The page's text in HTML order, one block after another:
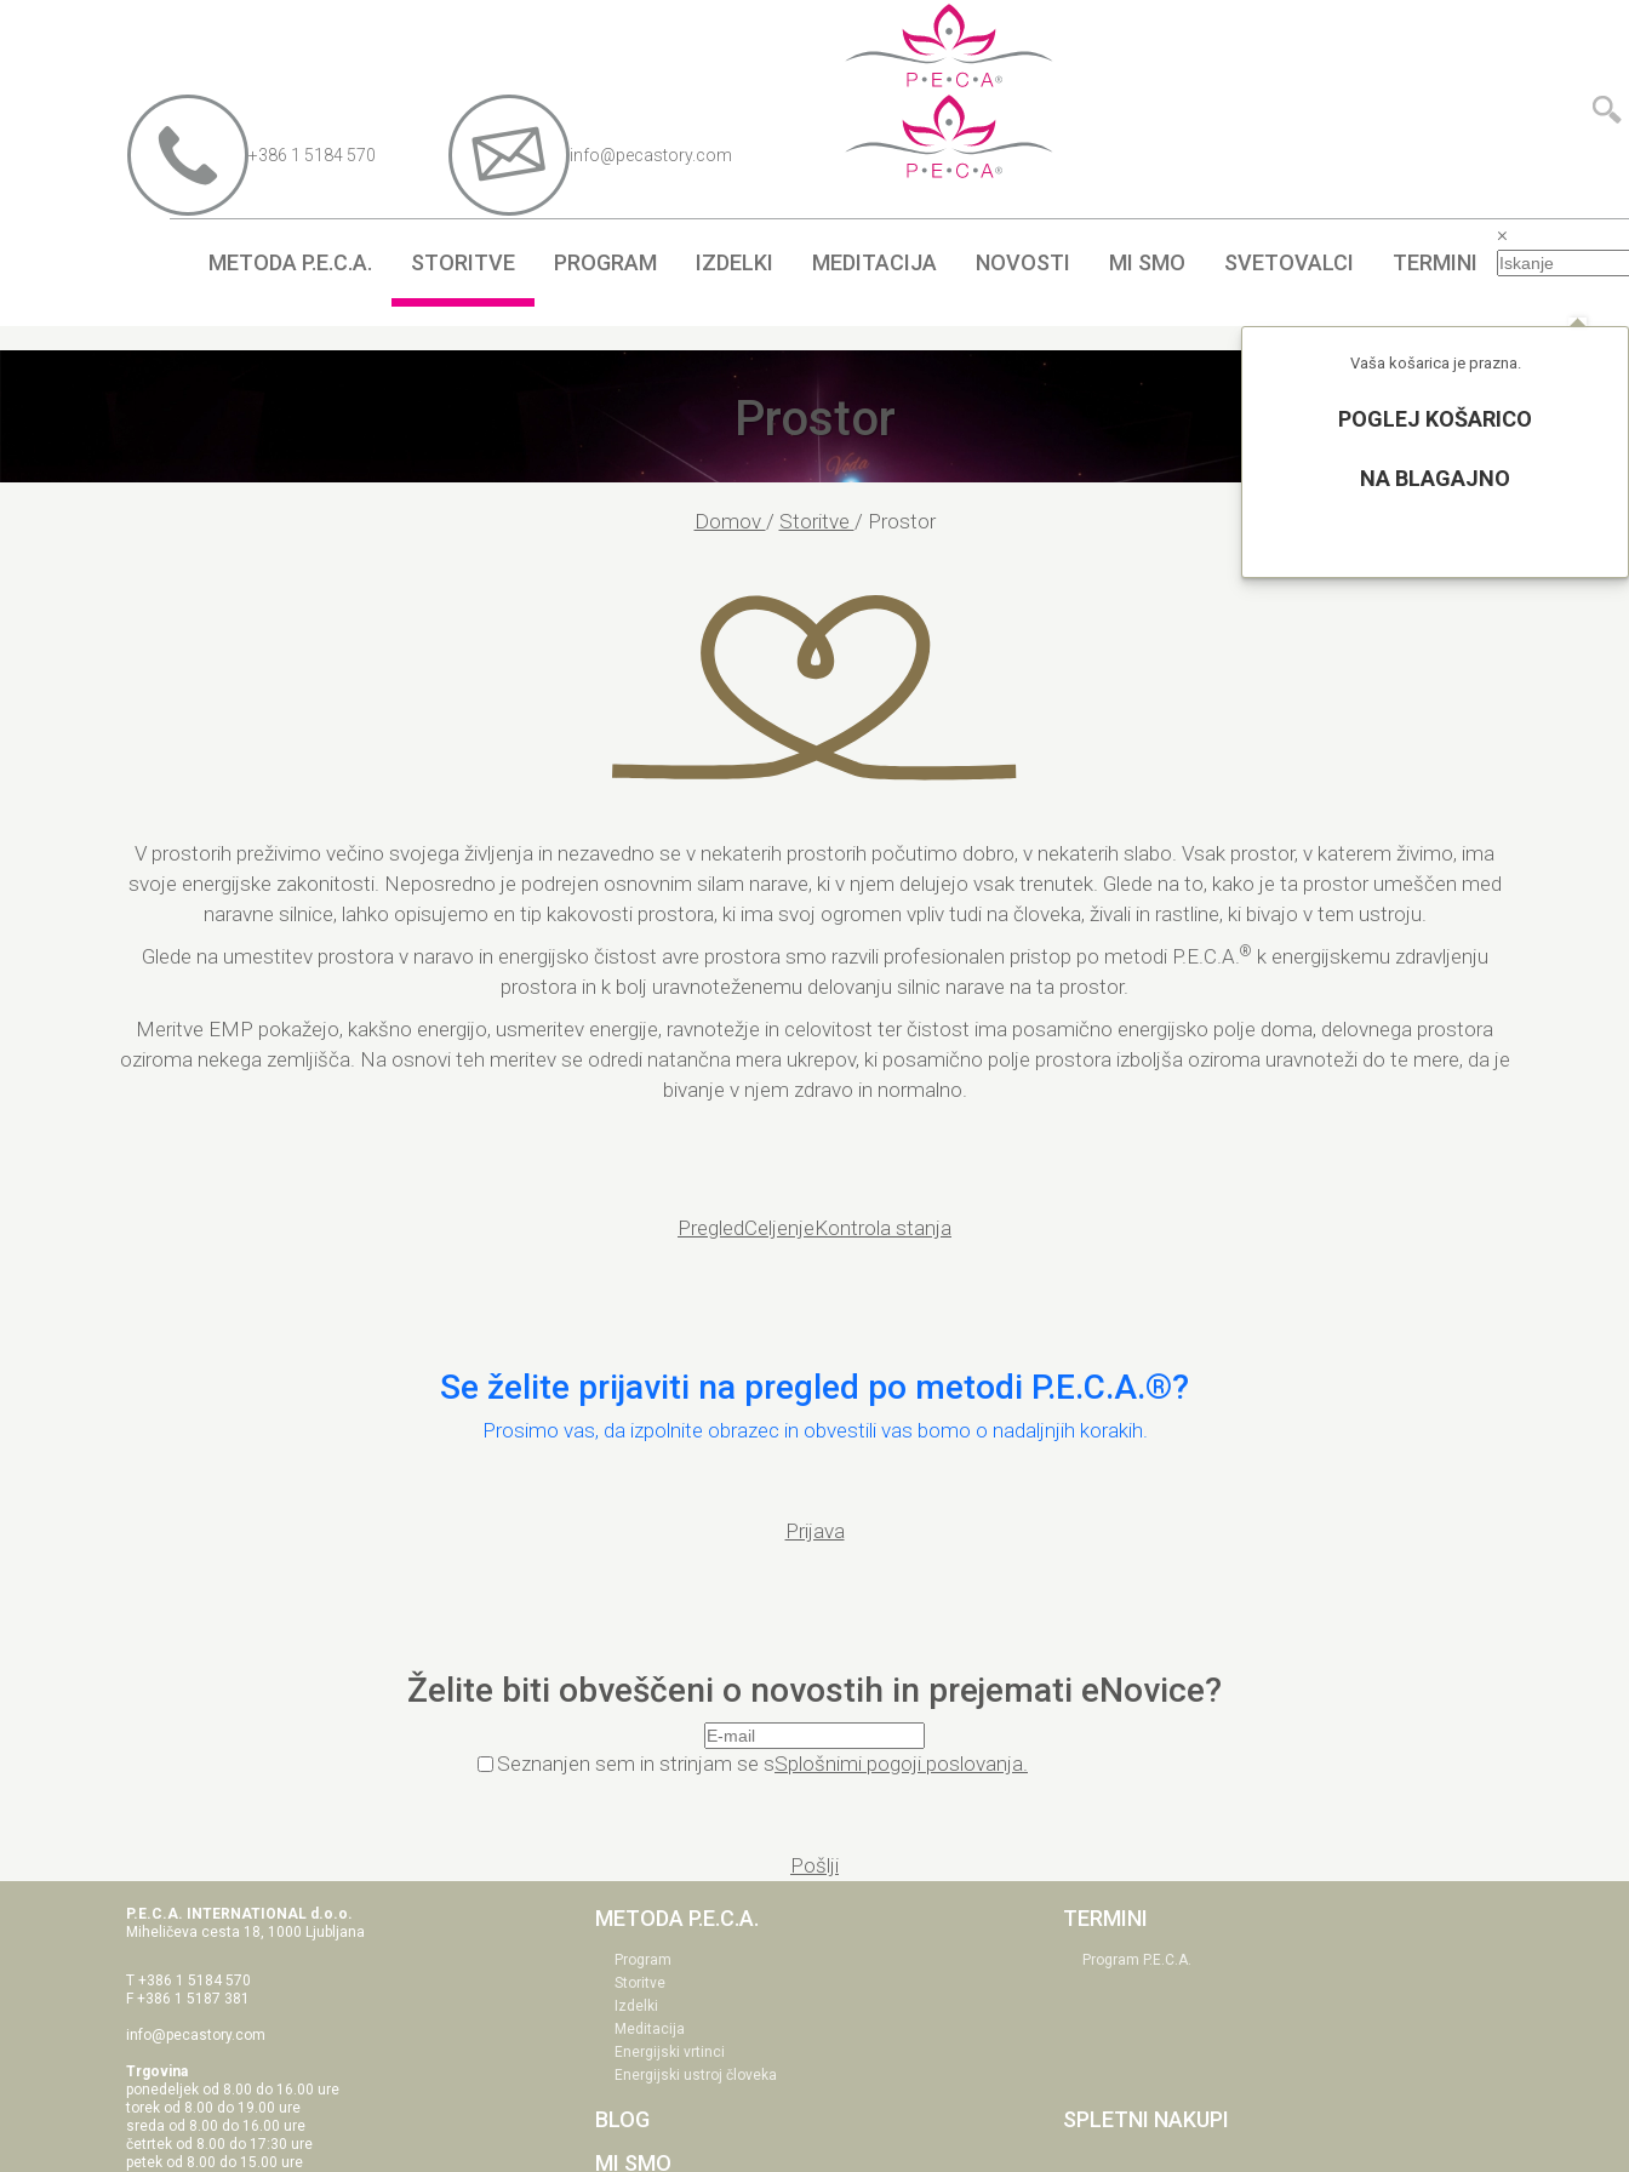
+386 1 5184 570 info@pecastory.com
METODA P.E.C.A. STORITVE PROGRAM IZDELKI MEDITACIJA NOVOSTI MI SMO SVETOVALCI TERMINI
×
Vaša košarica je prazna.
POGLEJ KOŠARICO
NA BLAGAJNO
Prostor
Domov / Storitve / Prostor
V prostorih preživimo večino svojega življenja in nezavedno se v nekaterih prostorih počutimo dobro, v nekaterih slabo. Vsak prostor, v katerem živimo, ima
svoje energijske zakonitosti. Neposredno je podrejen osnovnim silam narave, ki v njem delujejo vsak trenutek. Glede na to, kako je ta prostor umeščen med
naravne silnice, lahko opisujemo en tip kakovosti prostora, ki ima svoj ogromen vpliv tudi na človeka, živali in rastline, ki bivajo v tem ustroju.
Glede na umestitev prostora v naravo in energijsko čistost avre prostora smo razvili profesionalen pristop po metodi P.E.C.A.® k energijskemu zdravljenju
prostora in k bolj uravnoteženemu delovanju silnic narave na ta prostor.
Meritve EMP pokažejo, kakšno energijo, usmeritev energije, ravnotežje in celovitost ter čistost ima posamično energijsko polje doma, delovnega prostora
oziroma nekega zemljišča. Na osnovi teh meritev se odredi natančna mera ukrepov, ki posamično polje prostora izboljša oziroma uravnoteži do te mere, da je
bivanje v njem zdravo in normalno.
PregledCeljenjeKontrola stanja
Se želite prijaviti na pregled po metodi P.E.C.A.®?
Prosimo vas, da izpolnite obrazec in obvestili vas bomo o nadaljnjih korakih.
Prijava
Želite biti obveščeni o novostih in prejemati eNovice?
Seznanjen sem in strinjam se sSplošnimi pogoji poslovanja.
Pošlji
P.E.C.A. INTERNATIONAL d.o.o.
Miheličeva cesta 18, 1000 Ljubljana
T +386 1 5184 570
F +386 1 5187 381
info@pecastory.com
Trgovina
ponedeljek od 8.00 do 16.00 ure
torek od 8.00 do 19.00 ure
sreda od 8.00 do 16.00 ure
četrtek od 8.00 do 17:30 ure
petek od 8.00 do 15.00 ure
METODA P.E.C.A.
Program
Storitve
Izdelki
Meditacija
Energijski vrtinci
Energijski ustroj človeka
TERMINI
Program P.E.C.A.
BLOG
SPLETNI NAKUPI
MI SMO